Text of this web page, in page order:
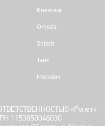
Knewstar
Omoda
Solaris
Tank
Москвич
«Рунет»
1153850046030